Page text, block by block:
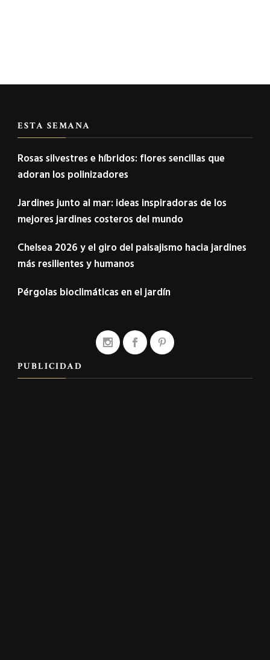
ESTA SEMANA
Rosas silvestres e híbridos: flores sencillas que
adoran los polinizadores
Jardines junto al mar: ideas inspiradoras de los
mejores jardines costeros del mundo
Chelsea 2026 y el giro del paisajismo hacia jardines
más resilientes y humanos
Pérgolas bioclimáticas en el jardín
PUBLICIDAD